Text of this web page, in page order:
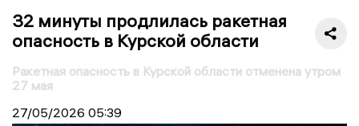
32 минуты продлилась ракетная
опасность в Курской области
Ракетная опасность в Курской области отменена утром
27 мая
27/05/2026 05:39